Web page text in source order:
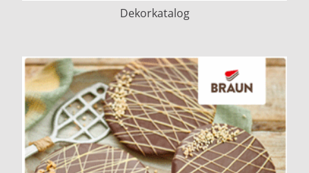
Dekorkatalog